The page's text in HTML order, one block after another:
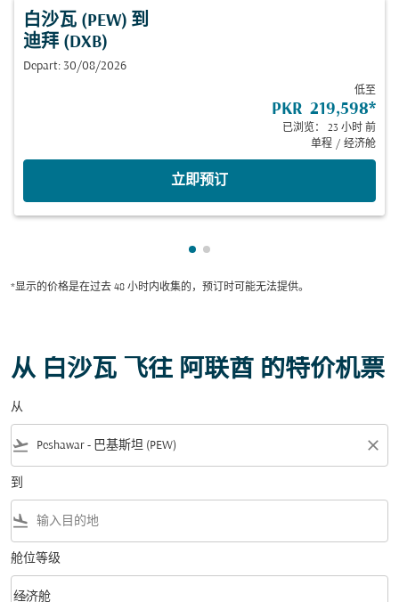
白沙瓦 (PEW) 到
迪拜 (DXB)
Depart: 30/08/2026
低至
PKR 219,598*
已浏览： 23 小时 前
单程 / 经济舱
立即预订
显示 cmp-pagination-
显示 cmp-pagination-
*显示的价格是在过去 48 小时内收集的，预订时可能无法提供。
从 白沙瓦 飞往 阿联酋 的特价机票
从
flight_takeoff close
到
flight_land
舱位等级
经济舱
keyboard_arrow_down